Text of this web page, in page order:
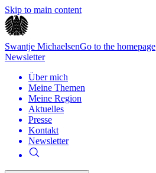
Skip to main content
Swantje MichaelsenGo to the homepage
Newsletter
Über mich
Meine Themen
Meine Region
Aktuelles
Presse
Kontakt
Newsletter